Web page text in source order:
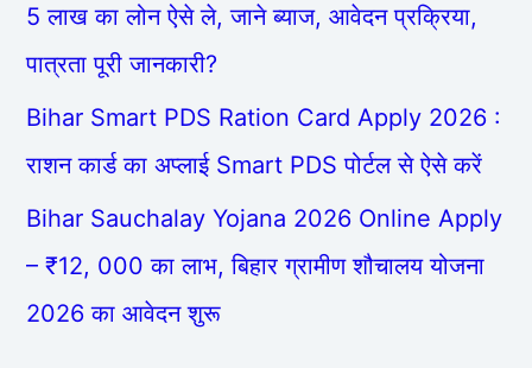
5 लाख का लोन ऐसे ले, जाने ब्याज, आवेदन प्रक्रिया,
पात्रता पूरी जानकारी?
Bihar Smart PDS Ration Card Apply 2026 :
राशन कार्ड का अप्लाई Smart PDS पोर्टल से ऐसे करें
Bihar Sauchalay Yojana 2026 Online Apply
– ₹12, 000 का लाभ, बिहार ग्रामीण शौचालय योजना
2026 का आवेदन शुरू